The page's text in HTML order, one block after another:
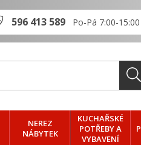
596 413 589 Po-Pá 7:00-15:00
NEREZ
NÁBYTEK
KUCHAŘSKÉ
POTŘEBY A
VYBAVENÍ